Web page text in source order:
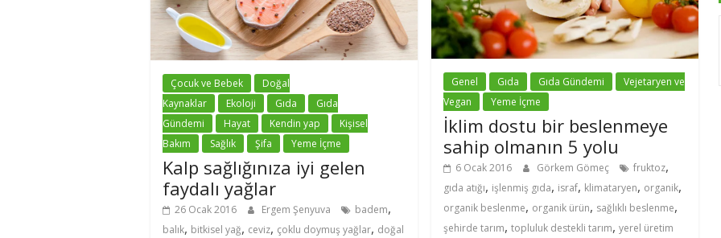
Çocuk ve Bebek
Doğal
Kaynaklar
Ekoloji Gıda
Gıda
Gündemi
Hayat Kendin yap
Kişisel
Bakım
Sağlık Şifa Yeme İçme
Kalp sağlığınıza iyi gelen
faydalı yağlar
26 Ocak 2016 Ergem Şenyuva badem,
balık, bitkisel yağ, ceviz, çoklu doymuş yağlar, doğal
Genel Gıda Gıda Gündemi
Vejetaryen ve
Vegan
Yeme İçme
İklim dostu bir beslenmeye
sahip olmanın 5 yolu
6 Ocak 2016 Görkem Gömeç fruktoz,
gıda atığı, işlenmiş gıda, israf, klimataryen, organik,
organik beslenme, organik ürün, sağlıklı beslenme,
şehirde tarım,topluluk destekli tarım,yerel üretim